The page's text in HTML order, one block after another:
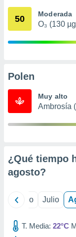
mediante
publicidad
de
50 Moderada
O₃ (130
Polen
Muy alto
Ambrosía
¿Qué tiempo
agosto?
Junio Julio
T. Media: 22°C